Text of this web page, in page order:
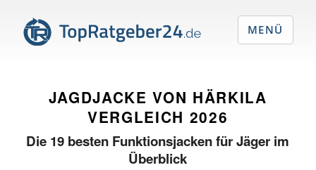
JAGDJACKE VON HÄRKILA
VERGLEICH 2026
Die 19 besten Funktionsjacken für Jäger im
Überblick
MENÜ